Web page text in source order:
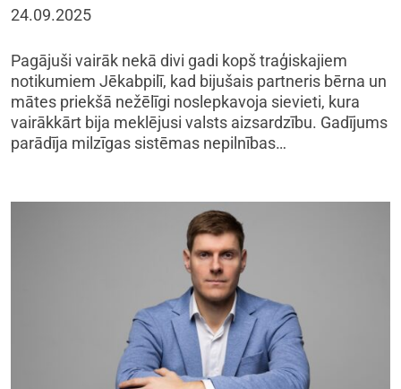
24.09.2025
Pagājuši vairāk nekā divi gadi kopš traģiskajiem
notikumiem Jēkabpilī, kad bijušais partneris bērna un
mātes priekšā nežēlīgi noslepkavoja sievieti, kura
vairākkārt bija meklējusi valsts aizsardzību. Gadījums
parādīja milzīgas sistēmas nepilnības…